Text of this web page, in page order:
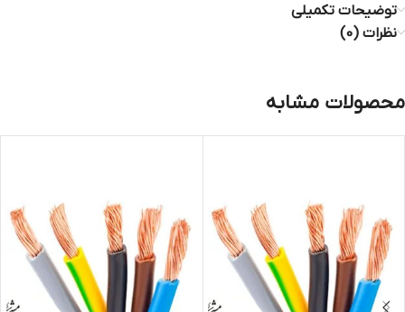
توضیحات تکمیلی
نظرات (0)
محصولات مشابه